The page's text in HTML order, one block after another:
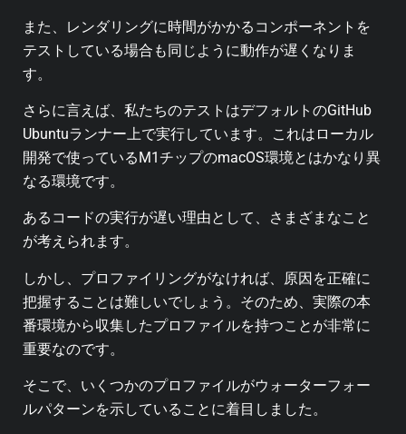
また、レンダリングに時間がかかるコンポーネントを
テストしている場合も同じように動作が遅くなりま
す。
さらに言えば、私たちのテストはデフォルトのGitHub
Ubuntuランナー上で実行しています。これはローカル
開発で使っているM1チップのmacOS環境とはかなり異
なる環境です。
あるコードの実行が遅い理由として、さまざまなこと
が考えられます。
しかし、プロファイリングがなければ、原因を正確に
把握することは難しいでしょう。そのため、実際の本
番環境から収集したプロファイルを持つことが非常に
重要なのです。
そこで、いくつかのプロファイルがウォーターフォー
ルパターンを示していることに着目しました。